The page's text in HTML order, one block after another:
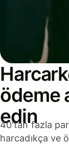
ödeme
edin
40'tan fazla
harcadıkça ve